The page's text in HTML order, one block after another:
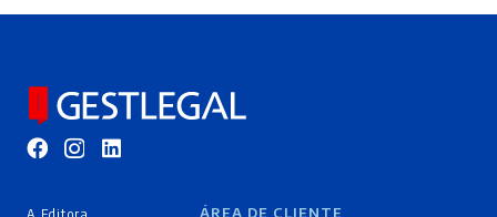
ÁREA DE CLIENTE